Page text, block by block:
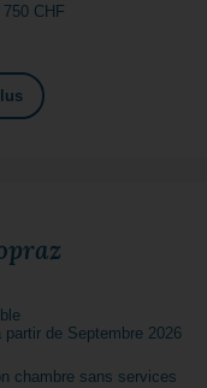
750 CHF
partir de Septembre 2026
chambre sans services